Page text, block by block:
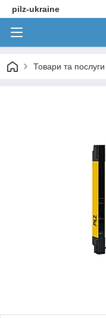
pilz-ukraine
Товари та послуги